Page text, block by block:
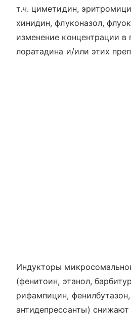
т.ч. циметидин,
хинидин, флуконазол,
изменение концентрации в
лоратадина и/или этих
Индукторы
(фенитоин, этанол,
рифампицин,
антидепрессанты)